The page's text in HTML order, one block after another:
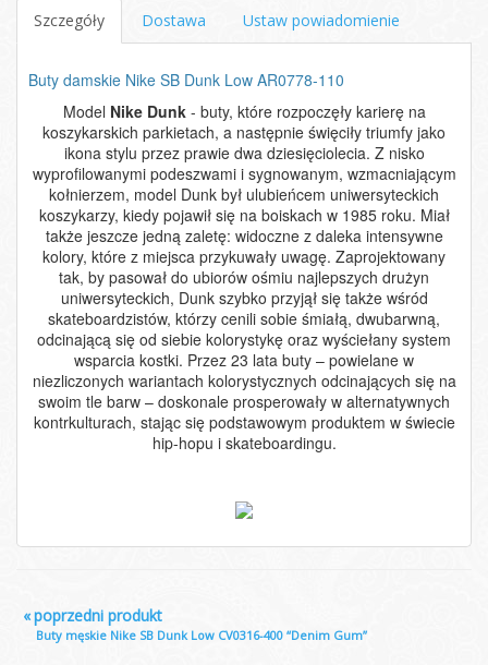
Szczegóły Dostawa Ustaw powiadomienie
Buty damskie Nike SB Dunk Low AR0778-110
Model Nike Dunk- buty, które rozpoczęły karierę na
koszykarskich parkietach, a następnie święciły triumfy jako
ikona stylu przez prawie dwa dziesięciolecia. Z nisko
wyprofilowanymi podeszwami i sygnowanym, wzmacniającym
kołnierzem, model Dunk był ulubieńcem uniwersyteckich
koszykarzy, kiedy pojawił się na boiskach w 1985 roku. Miał
także jeszcze jedną zaletę: widoczne z daleka intensywne
kolory, które z miejsca przykuwały uwagę. Zaprojektowany
tak, by pasował do ubiorów ośmiu najlepszych drużyn
uniwersyteckich, Dunk szybko przyjął się także wśród
skateboardzistów, którzy cenili sobie śmiałą, dwubarwną,
odcinającą się od siebie kolorystykę oraz wyściełany system
wsparcia kostki. Przez 23 lata buty – powielane w
niezliczonych wariantach kolorystycznych odcinających się na
swoim tle barw – doskonale prosperowały w alternatywnych
kontrkulturach, stając się podstawowym produktem w świecie
hip-hopu i skateboardingu.
«poprzedni produkt
Buty męskie Nike SB Dunk Low CV0316-400 “Denim Gum”